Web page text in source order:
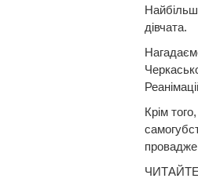
дівчата.
Крім